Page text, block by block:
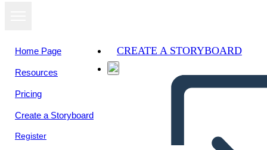
Home Page
Resources
Pricing
Create a Storyboard
Register
CREATE A STORYBOARD